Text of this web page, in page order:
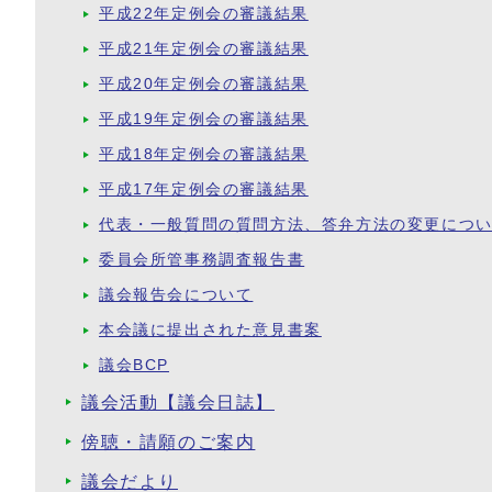
平成22年定例会の審議結果
平成21年定例会の審議結果
平成20年定例会の審議結果
平成19年定例会の審議結果
平成18年定例会の審議結果
平成17年定例会の審議結果
代表・一般質問の質問方法、答弁方法の変更につ
委員会所管事務調査報告書
議会報告会について
本会議に提出された意見書案
議会BCP
議会活動【議会日誌】
傍聴・請願のご案内
議会だより